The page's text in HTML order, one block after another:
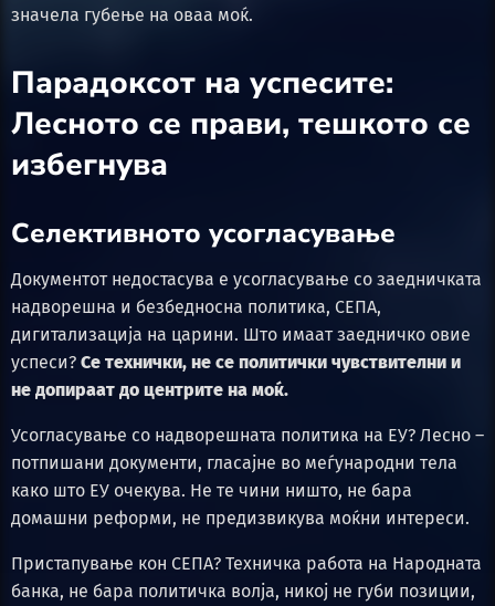
значела губење на оваа моќ.
Парадоксот на успесите:
Лесното се прави, тешкото се
избегнува
Селективното усогласување
Документот недостасува е усогласување со заедничката
надворешна и безбедносна политика, СЕПА,
дигитализација на царини. Што имаат заедничко овие
успеси? Се технички, не се политички чувствителни и
не допираат до центрите на моќ.
Усогласување со надворешната политика на ЕУ? Лесно –
потпишани документи, гласајне во меѓународни тела
како што ЕУ очекува. Не те чини ништо, не бара
домашни реформи, не предизвикува моќни интереси.
Пристапување кон СЕПА? Техничка работа на Народната
банка, не бара политичка волја, никој не губи позиции,